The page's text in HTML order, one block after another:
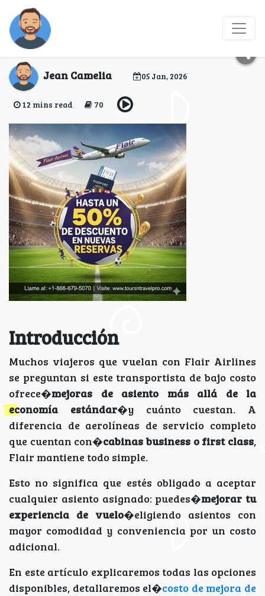
¿Flair Airlines ofrece
mejoras de asiento?
Jean Camelia 05 Jan, 2026
12 mins read 70
Introducción
Muchos viajeros que vuelan con Flair Airlines
se preguntan si este transportista de bajo costo
ofrece�mejoras de asiento más allá de la
economía estándar�y cuánto cuestan. A
diferencia de aerolíneas de servicio completo
que cuentan con�cabinas business o first class,
Flair mantiene todo simple.
Esto no significa que estés obligado a aceptar
cualquier asiento asignado: puedes�mejorar tu
experiencia de vuelo�eligiendo asientos con
mayor comodidad y conveniencia por un costo
adicional.
En este artículo explicaremos todas las opciones
disponibles, detallaremos el�costo de mejora de